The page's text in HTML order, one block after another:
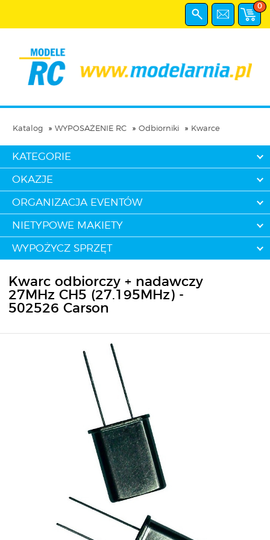
0
Katalog WYPOSAŻENIE RC Odbiorniki Kwarce
KATEGORIE
OKAZJE
ORGANIZACJA EVENTÓW
NIETYPOWE MAKIETY
WYPOŻYCZ SPRZĘT
Kwarc odbiorczy + nadawczy
27MHz CH5 (27.195MHz) -
502526 Carson